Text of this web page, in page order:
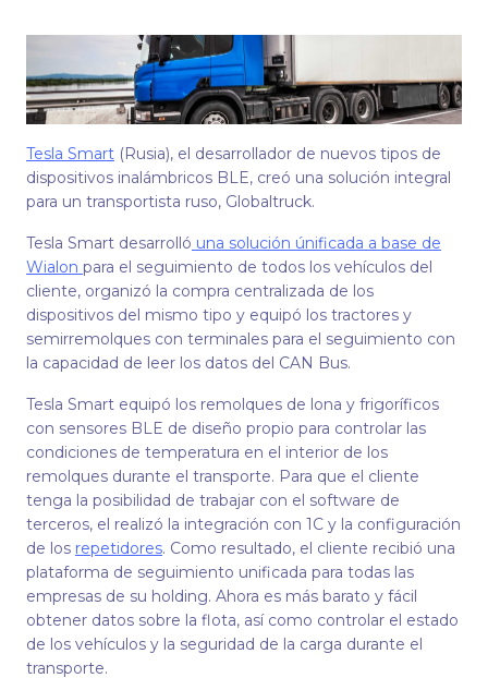
Tesla Smart (Rusia), el desarrollador de nuevos tipos de
dispositivos inalámbricos BLE, creó una solución integral
para un transportista ruso, Globaltruck.
Tesla Smart desarrolló una solución únificada a base de
Wialon para el seguimiento de todos los vehículos del
cliente, organizó la compra centralizada de los
dispositivos del mismo tipo y equipó los tractores y
semirremolques con terminales para el seguimiento con
la capacidad de leer los datos del CAN Bus.
Tesla Smart equipó los remolques de lona y frigoríficos
con sensores BLE de diseño propio para controlar las
condiciones de temperatura en el interior de los
remolques durante el transporte. Para que el cliente
tenga la posibilidad de trabajar con el software de
terceros, el realizó la integración con 1C y la configuración
de los repetidores. Como resultado, el cliente recibió una
plataforma de seguimiento unificada para todas las
empresas de su holding. Ahora es más barato y fácil
obtener datos sobre la flota, así como controlar el estado
de los vehículos y la seguridad de la carga durante el
transporte.